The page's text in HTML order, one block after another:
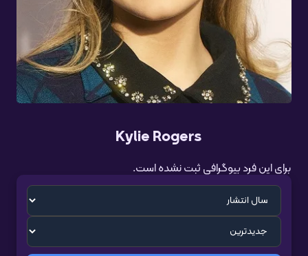
Kylie Rogers
برای این فرد بیوگرافی ثبت نشده است.